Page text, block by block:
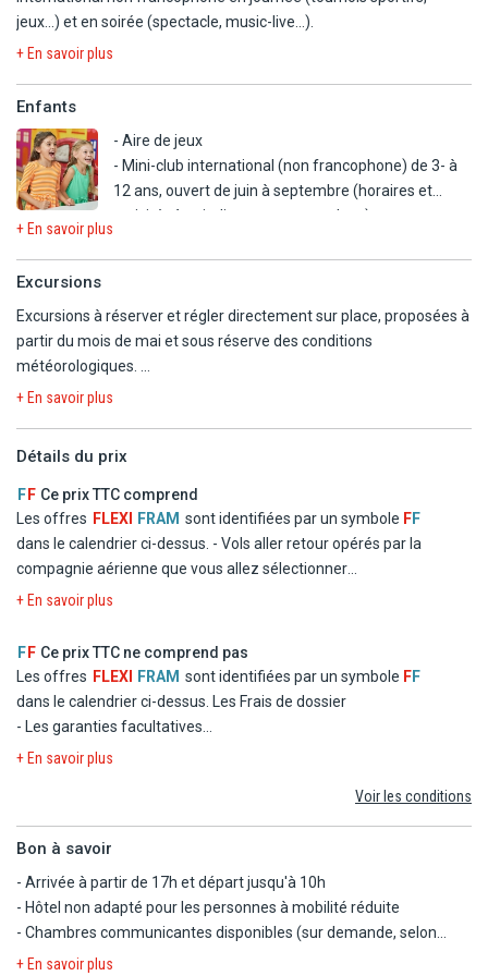
d'être modifiés sur place sans préavis) : de 9h à 13h et de 15h à
19h.
jeux...) et en soirée (spectacle, music-live...).
+ En savoir plus
Enfants
- Aire de jeux
- Mini-club international (non francophone) de 3- à
12 ans, ouvert de juin à septembre (horaires et
activités à voir directement sur place).
à 18 ans, ouvert de juin à septembre (horaires et
+ En savoir plus
Excursions
Excursions à réserver et régler directement sur place, proposées à
partir du mois de mai et sous réserve des conditions
météorologiques.
entre trulli blancs, toits coniques et ruelles silencieuses qui
racontent d'anciennes traditions. Alberobello enchante par son
atmosphère unique, où chaque coin de rue est une carte postale
et où le temps semble ralentir, offrant émerveillement,
authenticité et pure magie des Pouilles.
Enfant (3-12 ans) : 55€
MATERA & MONOPOLI
Matera, où l'histoire de mêle à la lumière et à la pierre, puis
respirez la liberté de la mer à Monopoli, entre ruelles blanches,
entre émerveillement, beauté et atmosphère méditerranéenne
Visite sans guide
Adulte : 100€
Enfant (3-12 ans) : 95€
+ En savoir plus
Détails du prix
F F Ce prix TTC comprend
Les offres FLEXI FRAM sont identifiées par un symbole FF
dans le calendrier ci-dessus. - Vols aller retour opérés par la
compagnie aérienne que vous allez sélectionner
- Logement à l'hôtel Torre Guaceto Greenblu Sea Emotions en
- La formule Demi Pension + Boissons
- Les taxes d'aéroport et de solidarité
- Le transfert
+ En savoir plus
F F Ce prix TTC ne comprend pas
Les offres FLEXI FRAM sont identifiées par un symbole FF
dans le calendrier ci-dessus.
Les Frais de dossier
- Les garanties facultatives
- Les autres repas et les boissons
+ En savoir plus
Voir les conditions
Bon à savoir
- Arrivée à partir de 17h et départ jusqu'à 10h
- Hôtel non adapté pour les personnes à mobilité réduite
- Chambres communicantes disponibles (sur demande, selon
disponibilité)
+ En savoir plus